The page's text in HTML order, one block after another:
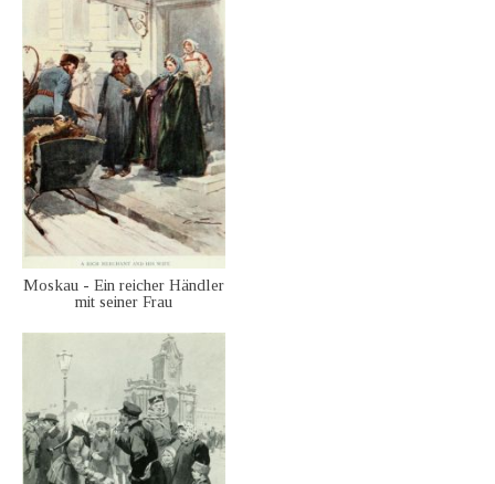
Moskau - Ein reicher Händler
mit seiner Frau